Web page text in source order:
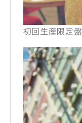
初回生産限定盤